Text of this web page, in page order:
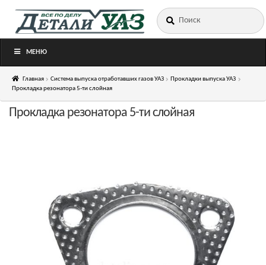
Перейти
Перейти
Искать:
МЕНЮ
Главная Система выпуска отработавших газов УАЗ
Прокладки выпуска УАЗ
Прокладка резонатора 5-ти слойная
Прокладка резонатора 5-ти слойная